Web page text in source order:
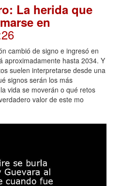
La herida que
en
cambió de signo e ingresó en
aproximadamente hasta 2034. Y
suelen interpretarse desde una
signos serán los más
vida se moverán o qué retos
valor de este mo